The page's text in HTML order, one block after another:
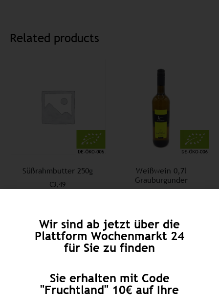
Related products
Süßrahmbutter 250g
€3,49
Lieferzeit: ca. 2-3 Werktage
Add to cart
Weißwein 0,7l
Grauburgunder
Lieferzeit: ca. 2-3 Werktage
Wir sind ab jetzt über die
Plattform Wochenmarkt 24
für Sie zu finden
Sie erhalten mit Code
"Fruchtland" 10€ auf Ihre